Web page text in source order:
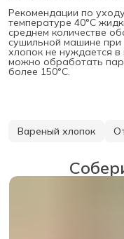
Рекомендации по
температуре 40°С
среднем количестве
сушильной машине при
хлопок не нуждается
можно обработать
более 150°С.
Вареный хлопок